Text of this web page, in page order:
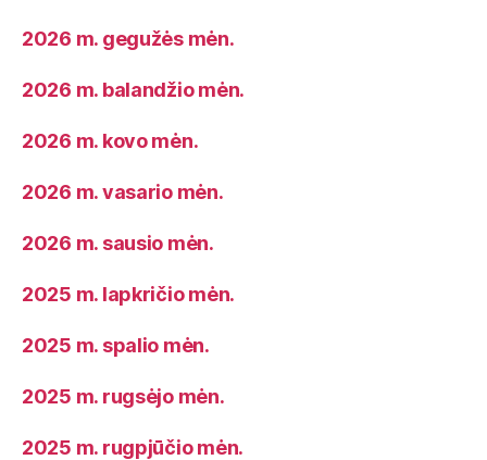
2026 m. gegužės mėn.
2026 m. balandžio mėn.
2026 m. kovo mėn.
2026 m. vasario mėn.
2026 m. sausio mėn.
2025 m. lapkričio mėn.
2025 m. spalio mėn.
2025 m. rugsėjo mėn.
2025 m. rugpjūčio mėn.